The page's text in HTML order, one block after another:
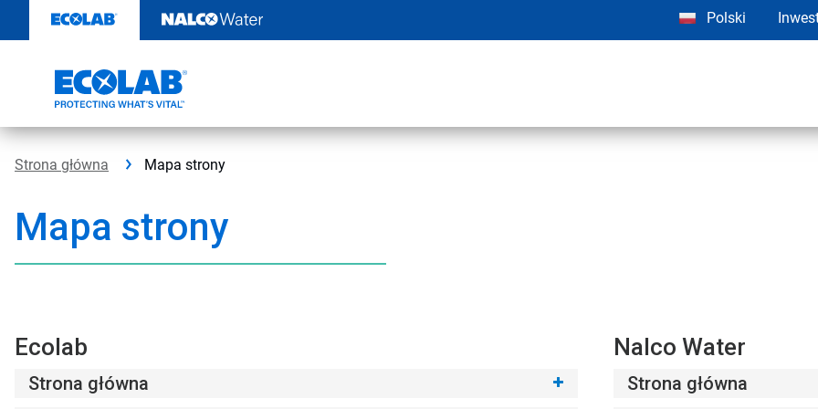
zawartości
Polski
Strona główna Mapa strony
Mapa strony
Ecolab
Strona główna
Nalco Water
Strona główna